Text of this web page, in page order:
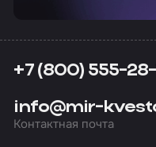
+7 (800) 555-
info@mir-
Контактная почта